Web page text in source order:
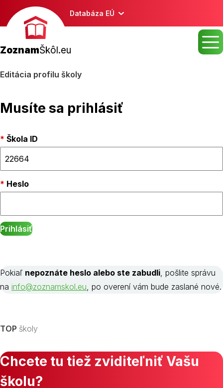
Databáza EÚ
ZoznamŠkôl.eu
Editácia profilu školy
Musíte sa prihlásiť
Škola ID
Heslo
Pokiaľ nepoznáte heslo alebo ste zabudli, pošlite správu
na info@zoznamskol.eu, po overení vám bude zaslané nové.
TOP školy
Chcete tu tiež zviditeľniť Vašu
školu?